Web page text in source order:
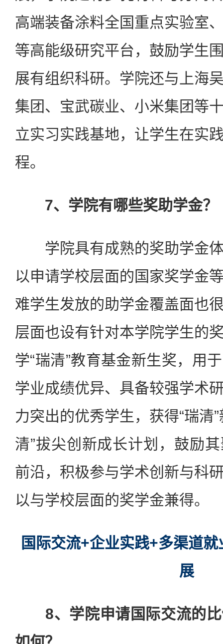
高端装备涂料全国重点实验室
等高能级研究平台，鼓励学生
展有组织科研。学院还与上海
集团、宝武碳业、小米集团等
立实习实践基地，让学生在实
程。
7、学院有哪些奖助学金？
学院具有成熟的奖助学金体
以申请学校层面的国家奖学金
难学生发放的助学金覆盖面也
层面也设有针对本学院学生的
学“瑞清”教育基金新生奖，用
学业成绩优异、具备较强学术
力突出的优秀学生，获得“瑞清
清”拔尖创新成长计划，鼓励
前沿，积极参与学术创新与科
以与学校层面的奖学金兼得。
国际交流+企业实践+多渠道
展
8、学院申请国际交流的